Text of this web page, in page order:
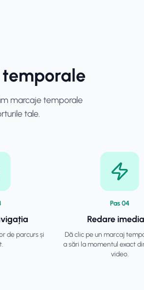
marcaje temporale
tale.
de parcurs și
Pas04
Redare
Dă clic pe un marcaj
a sări la momentul exact
video.